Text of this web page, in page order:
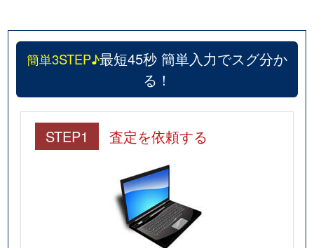
簡単3STEP♪最短45秒 簡単入力でスグ分か
る！
STEP1 査定を依頼する